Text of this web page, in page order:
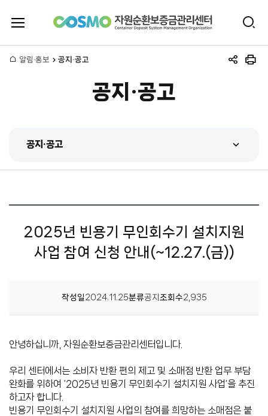
자
보
금
관
리
터
전
체
메
뉴
검
공지·공고
공지·공고
간행물
홈
알림·홍보 공지·공고
공
인
공지·공고
2025년 빈용기 무인회수기 설치지원
사업 참여 신청 안내(~12.27.(금))
작성일 2024.11.25분류공지 조회수2,935
안녕하십니까, 자원순환보증금관리센터입니다.
우리 센터에서는 소비자 반환 편의 제고 및 소매점 반환 업무 부담
완화를 위하여 '2025년 빈용기 무인회수기 설치지원 사업'을 추진
하고자 합니다.
빈용기 무인회수기 설치지원 사업의 참여를 희망하는 소매점은 붙